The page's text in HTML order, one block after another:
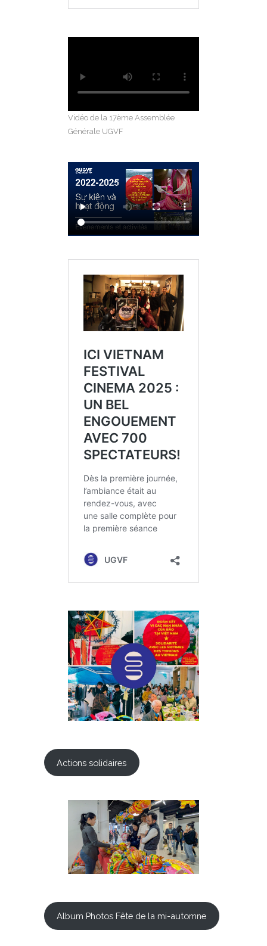
Vidéo de la 17ème Assemblée
Générale UGVF
Actions solidaires
Album Photos Fête de la mi-automne